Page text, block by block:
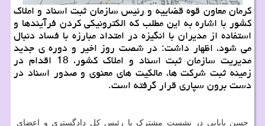
کرمان معاون قوه قضاییه و رئیس سازمان ثبت اسناد و املاک
کشور با اشاره به این مطلب که الکترونیکی کردن فرآیندها و
استفاده از مدیران با انگیزه در امتداد مبارزه با فساد دنبال
می شود، اظهار داشت: در شصت روز اخیر و دوره ی جدید
مدیریت سازمان ثبت اسناد و املاک کشور، 18 اقدام در
زمینه ثبت شرکت ها، مالکیت های معنوی و صدور اسناد در
دست برون سپاری قرار گرفته است.
حسن بابایی در نشست مشترک با رئیس کل دادگستری و اعضای